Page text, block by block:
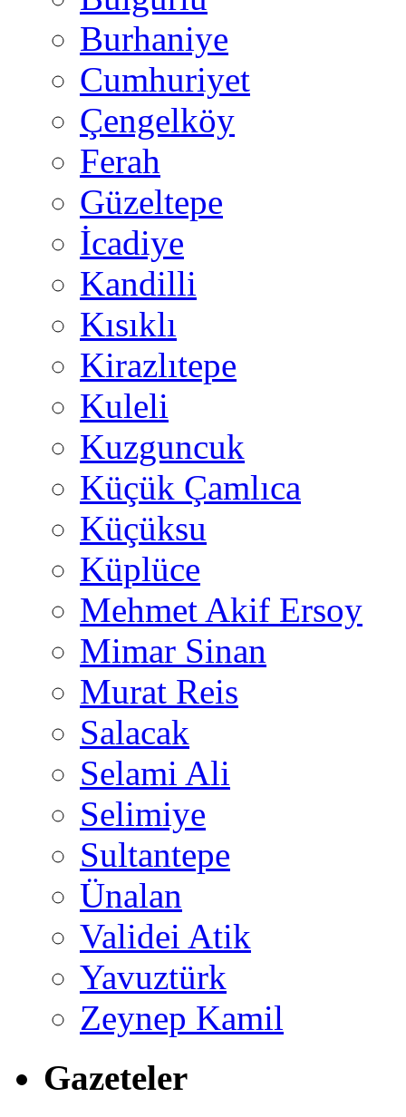
Burhaniye
Cumhuriyet
Çengelköy
Ferah
Güzeltepe
İcadiye
Kandilli
Kısıklı
Kirazlıtepe
Kuleli
Kuzguncuk
Küçük Çamlıca
Küçüksu
Küplüce
Mehmet Akif Ersoy
Mimar Sinan
Murat Reis
Salacak
Selami Ali
Selimiye
Sultantepe
Ünalan
Validei Atik
Yavuztürk
Zeynep Kamil
Gazeteler